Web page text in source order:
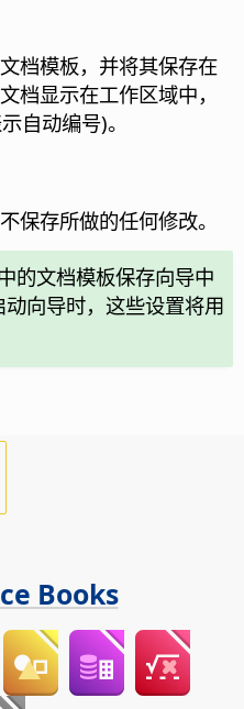
档模板，并将其保存在
档显示在工作区域中，
自动编号)。
保存所做的任何修改。
的文档模板保存向导中
向导时，这些设置将用
Books